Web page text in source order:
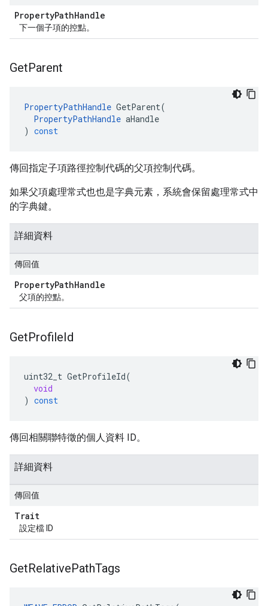
PropertyPathHandle
下一個子項的控點。
GetParent
PropertyPathHandle GetParent(
PropertyPathHandle aHandle
) const
傳回指定子項路徑控制代碼的父項控制代碼。
如果父項處理常式也也是字典元素，系統會保留處理常式中
的字典鍵。
詳細資料
傳回值
PropertyPathHandle
父項的控點。
GetProfileId
uint32_t GetProfileId(
void
) const
傳回相關聯特徵的個人資料 ID。
詳細資料
傳回值
Trait
設定檔 ID
GetRelativePathTags